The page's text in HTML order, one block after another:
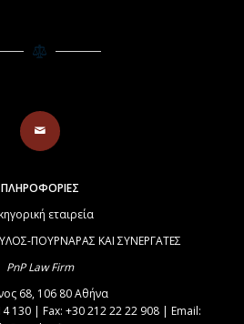
ΠΛΗΡΟΦΟΡΙΕΣ
εταιρεία
ΠΟΥΡΝΑΡΑΣ ΚΑΙ ΣΥΝΕΡΓΑΤΕΣ
PnP Law Firm
68, 106 80 Αθήνα
130 | Fax: +30 212 22 22 908 | Email: